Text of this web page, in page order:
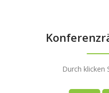
Durch klicken